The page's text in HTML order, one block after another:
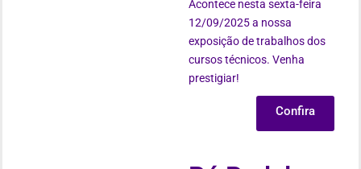
Acontece nesta sexta-feira
12/09/2025 a nossa
exposição de trabalhos dos
cursos técnicos. Venha
prestigiar!
Confira